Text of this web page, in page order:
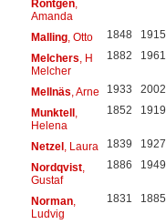
Röntgen,
Amanda
Malling, Otto 1848 1915
Melchers , H
Melcher
1882 1961
Mellnäs , Arne 1933 2002
Munktell,
Helena
1852 1919
Netzel, Laura 1839 1927
Nordqvist,
Gustaf
1886 1949
Norman,
Ludvig
1831 1885